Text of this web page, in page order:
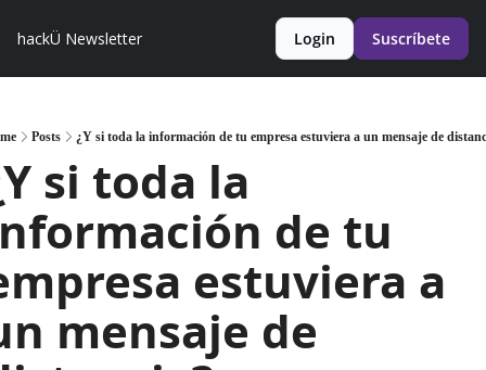
hackÜ Newsletter Login Suscríbete
Posts ¿Y si toda la información de tu empresa estuviera a un mensaje de
si toda la
de tu
estuviera a
mensaje de